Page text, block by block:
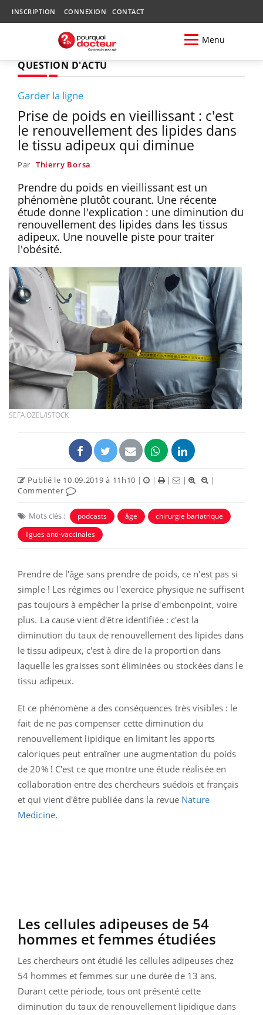
INSCRIPTION CONNEXION CONTACT
Menu
QUESTION D'ACTU
Garder la ligne
Prise de poids en vieillissant : c'est
le renouvellement des lipides dans
le tissu adipeux qui diminue
Par Thierry Borsa
Prendre du poids en vieillissant est un
phénomène plutôt courant. Une récente
étude donne l'explication : une diminution du
renouvellement des lipides dans les tissus
adipeux. Une nouvelle piste pour traiter
l'obésité.
SEFA OZEL/ISTOCK
Publié le 10.09.2019 à 11h10 | | | |
|
Commenter
Mots clés : podcasts âge
chirurgie bariatrique
ligues anti-vaccinales
Prendre de l'âge sans prendre de poids, ce n'est pas si
simple ! Les régimes ou l'exercice physique ne suffisent
pas toujours à empêcher la prise d'embonpoint, voire
plus. La cause vient d'être identifiée : c'est la
diminution du taux de renouvellement des lipides dans
le tissu adipeux, c'est à dire de la proportion dans
laquelle les graisses sont éliminées ou stockées dans le
tissu adipeux.
Et ce phénomène a des conséquences très visibles : le
fait de ne pas compenser cette diminution du
renouvellement lipidique en limitant les apports
caloriques peut entraîner une augmentation du poids
de 20% ! C'est ce que montre une étude réalisée en
collaboration entre des chercheurs suédois et français
et qui vient d'être publiée dans la revue Nature
Medicine.
Les cellules adipeuses de 54
hommes et femmes étudiées
Les chercheurs ont étudié les cellules adipeuses chez
54 hommes et femmes sur une durée de 13 ans.
Durant cette période, tous ont présenté cette
diminution du taux de renouvellement lipidique dans